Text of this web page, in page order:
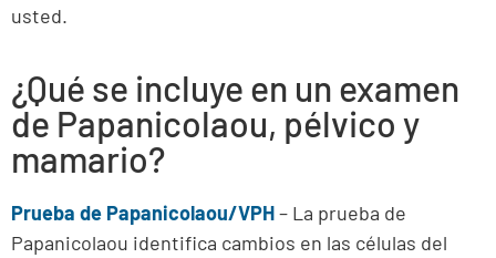
usted.
¿Qué se incluye en un examen
de Papanicolaou, pélvico y
mamario?
Prueba de Papanicolaou/VPH– La prueba de
Papanicolaou identifica cambios en las células del